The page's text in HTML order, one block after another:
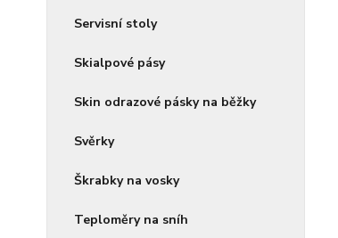
Servisní stoly
Skialpové pásy
Skin odrazové pásky na běžky
Svěrky
Škrabky na vosky
Teploměry na sníh